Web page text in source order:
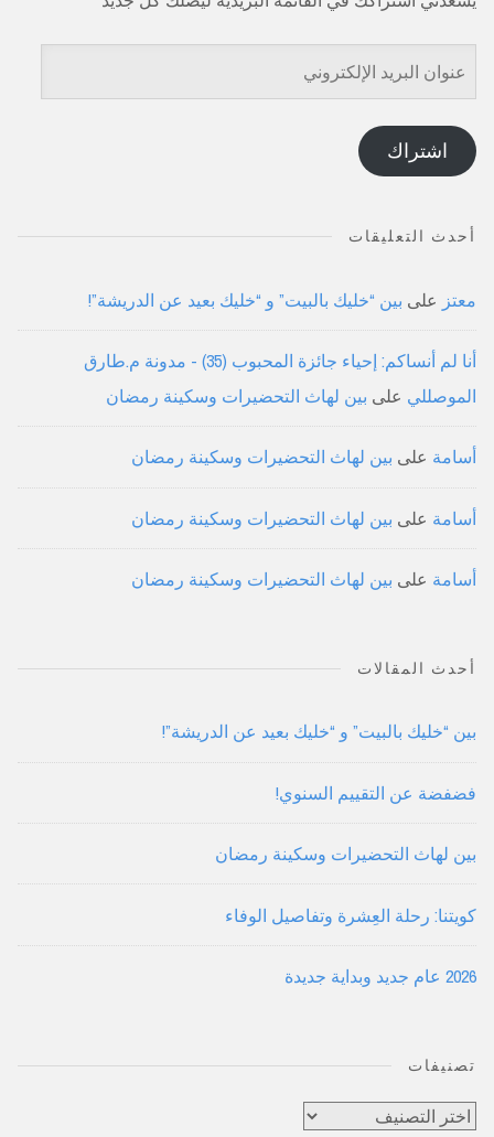
عنوان
البريد
الإلكتروني
اشتراك
أحدث التعليقات
معتز على بين “خليك بالبيت” و “خليك بعيد عن الدريشة”!
أنا لم أنساكم: إحياء جائزة المحبوب (35) - مدونة م.طارق
الموصللي على بين لهاث التحضيرات وسكينة رمضان
أسامة على بين لهاث التحضيرات وسكينة رمضان
أسامة على بين لهاث التحضيرات وسكينة رمضان
أسامة على بين لهاث التحضيرات وسكينة رمضان
أحدث المقالات
بين “خليك بالبيت” و “خليك بعيد عن الدريشة”!
فضفضة عن التقييم السنوي!
بين لهاث التحضيرات وسكينة رمضان
كويتنا: رحلة العِشرة وتفاصيل الوفاء
2026 عام جديد وبداية جديدة
تصنيفات
تصنيفات